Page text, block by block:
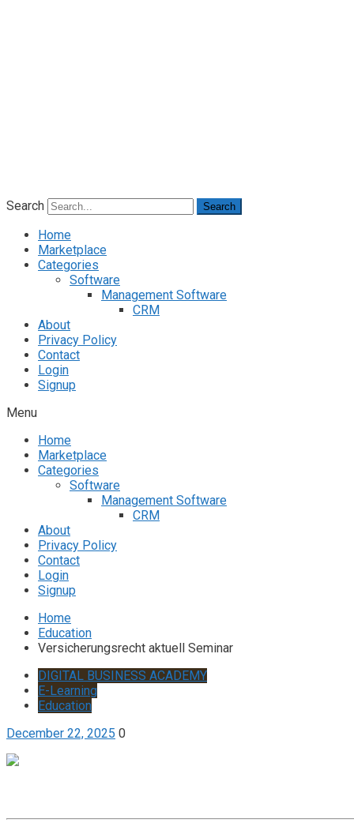
Search Search
Home
Marketplace
Categories
Software
Management Software
CRM
About
Privacy Policy
Contact
Login
Signup
Menu
Home
Marketplace
Categories
Software
Management Software
CRM
About
Privacy Policy
Contact
Login
Signup
Home
Education
Versicherungsrecht aktuell Seminar
DIGITAL BUSINESS ACADEMY
E-Learning
Education
December 22, 2025 0